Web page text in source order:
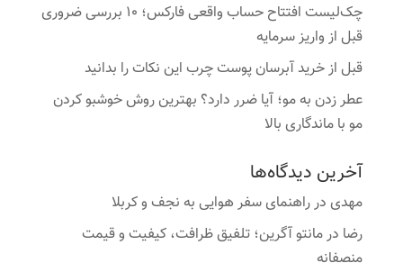
چک‌لیست افتتاح حساب واقعی فارکس؛ ۱۰ بررسی ضروری
قبل از واریز سرمایه
قبل از خرید آبرسان پوست چرب این نکات را بدانید
عطر زدن به مو؛ آیا ضرر دارد؟ بهترین روش خوشبو کردن
مو با ماندگاری بالا
آخرین دیدگاه‌ها
مهدیدرراهنمای سفر هوایی به نجف و کربلا
رضا درمانتو آگرین؛ تلفیق ظرافت، کیفیت و قیمت